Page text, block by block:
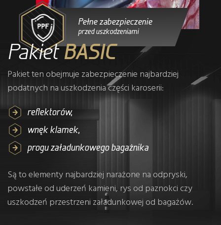
Pełne zabezpieczenie
przed uszkodzeniami
PakietBASIC
Pakiet ten obejmuje zabezpieczenie najbardziej
podatnych na uszkodzenia części karoserii:
reflektorów,
wnęk klamek,
progu załadunkowego bagażnika
Są to elementy najbardziej narażone na odpryski,
powstałe od uderzeń kamieni, rys od paznokci czy
uszkodzeń przestrzeni załadunkowej od bagażów.